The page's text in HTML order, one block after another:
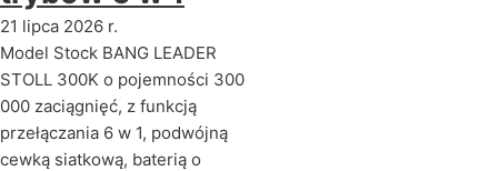
21 lipca 2026 r.
Model Stock BANG LEADER
STOLL 300K o pojemności 300
000 zaciągnięć, z funkcją
przełączania 6 w 1, podwójną
cewką siatkową, baterią o